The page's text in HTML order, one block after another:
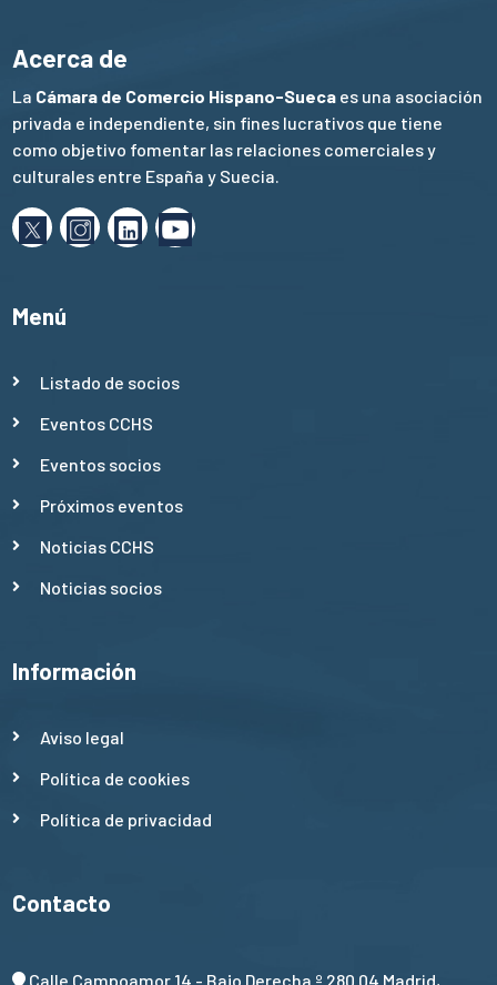
Acerca de
La Cámara de Comercio Hispano-Sueca es una asociación
privada e independiente, sin fines lucrativos que tiene
como objetivo fomentar las relaciones comerciales y
culturales entre España y Suecia.
Menú
Listado de socios
Eventos CCHS
Eventos socios
Próximos eventos
Noticias CCHS
Noticias socios
Información
Aviso legal
Política de cookies
Política de privacidad
Contacto
Calle Campoamor 14 - Bajo Derecha º 280 04 Madrid,